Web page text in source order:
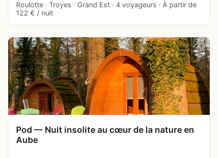
Roulotte · Troyes · Grand Est · 4 voyageurs · À partir de
122 € / nuit
Pod — Nuit insolite au cœur de la nature en
Aube